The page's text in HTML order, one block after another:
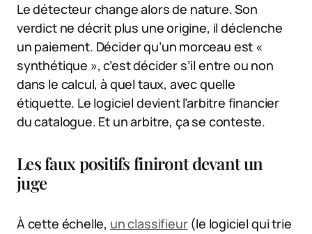
Le détecteur change alors de nature. Son
verdict ne décrit plus une origine, il déclenche
un paiement. Décider qu’un morceau est «
synthétique », c’est décider s’il entre ou non
dans le calcul, à quel taux, avec quelle
étiquette. Le logiciel devient l’arbitre financier
du catalogue. Et un arbitre, ça se conteste.
Les faux positifs finiront devant un
juge
À cette échelle, un classifieur(le logiciel qui trie